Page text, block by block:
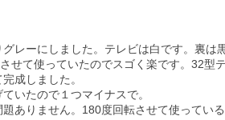
レーにしました。テレビは白です。裏
せて使っていたのでスゴく楽です。32型
成しました。
いたので１つマイナスで。
ありません。180度回転させて使ってい